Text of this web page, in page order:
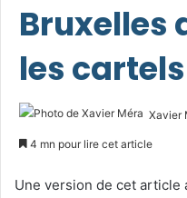
Bruxelles
les
Xavier
4 mn pour lire cet article
Une version de cet article